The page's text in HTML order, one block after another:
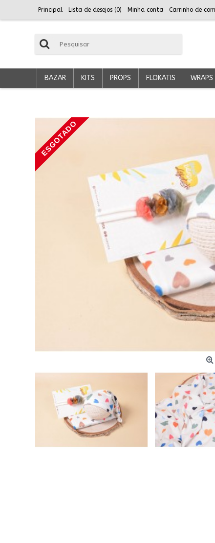
Principal Lista de desejos (0) Minha conta Carrinho de
BAZAR KITS PROPS FLOKATIS WRAPS
ESGOTADO